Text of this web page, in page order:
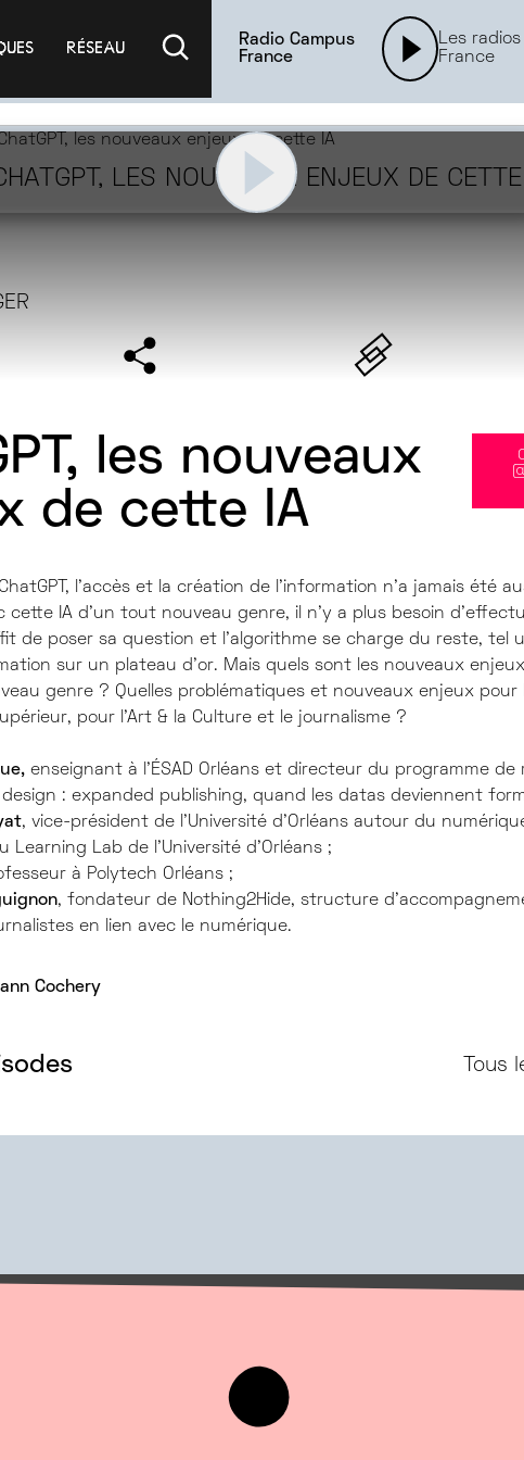
RÉSEAU
Radio Campus
France
Les
France
LES NOUVEAUX ENJEUX DE CETTE
IA
les nouveaux
de cette IA
l’accès et la création de l’information n’a jamais été
cette IA d’un tout nouveau genre, il n’y a plus besoin
de poser sa question et l’algorithme se charge du reste, tel
sur un plateau d’or. Mais quels sont les nouveaux
genre ? Quelles problématiques et nouveaux enjeux pour
pour l’Art & la Culture et le journalisme ?
enseignant à l’ÉSAD Orléans et directeur du programme de
: expanded publishing, quand les datas deviennent
, vice-président de l’Université d’Orléans autour du
Learning Lab de l’Université d’Orléans ;
à Polytech Orléans ;
, fondateur de Nothing2Hide, structure
en lien avec le numérique.
Cochery
Tous